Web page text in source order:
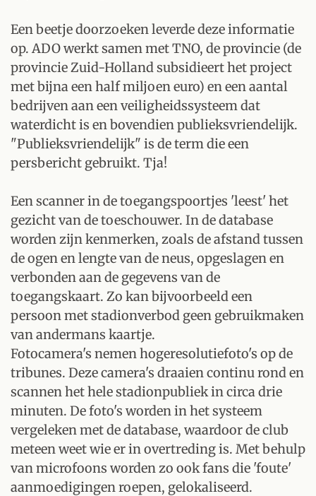
Een beetje doorzoeken leverde deze informatie
op. ADO werkt samen met TNO, de provincie (de
provincie Zuid-Holland subsidieert het project
met bijna een half miljoen euro) en een aantal
bedrijven aan een veiligheidssysteem dat
waterdicht is en bovendien publieksvriendelijk.
"Publieksvriendelijk" is de term die een
persbericht gebruikt. Tja!
Een scanner in de toegangspoortjes 'leest' het
gezicht van de toeschouwer. In de database
worden zijn kenmerken, zoals de afstand tussen
de ogen en lengte van de neus, opgeslagen en
verbonden aan de gegevens van de
toegangskaart. Zo kan bijvoorbeeld een
persoon met stadionverbod geen gebruikmaken
van andermans kaartje.
Fotocamera's nemen hogeresolutiefoto's op de
tribunes. Deze camera's draaien continu rond en
scannen het hele stadionpubliek in circa drie
minuten. De foto's worden in het systeem
vergeleken met de database, waardoor de club
meteen weet wie er in overtreding is. Met behulp
van microfoons worden zo ook fans die 'foute'
aanmoedigingen roepen, gelokaliseerd.